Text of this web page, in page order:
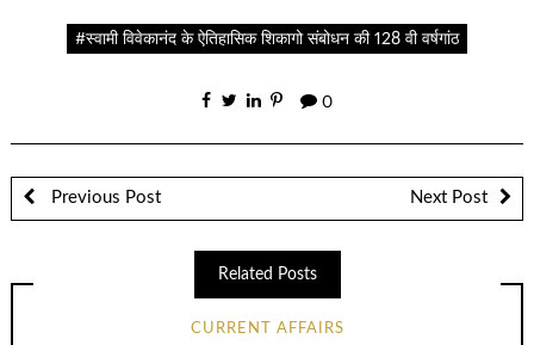
#स्वामी विवेकानंद के ऐतिहासिक शिकागो संबोधन की 128 वी वर्षगांठ
0
Previous Post Next Post
Related Posts
CURRENT AFFAIRS